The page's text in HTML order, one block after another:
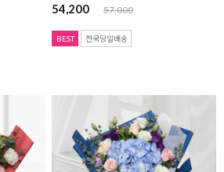
54,200 57,000
BEST 전국당일배송